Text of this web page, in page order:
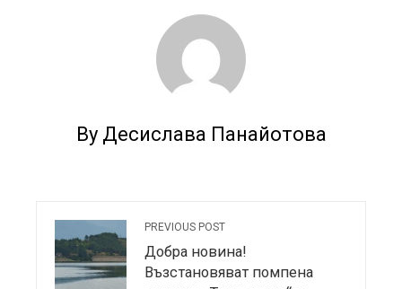
By Десислава Панайотова
PREVIOUS POST
Добра новина!
Възстановяват помпена